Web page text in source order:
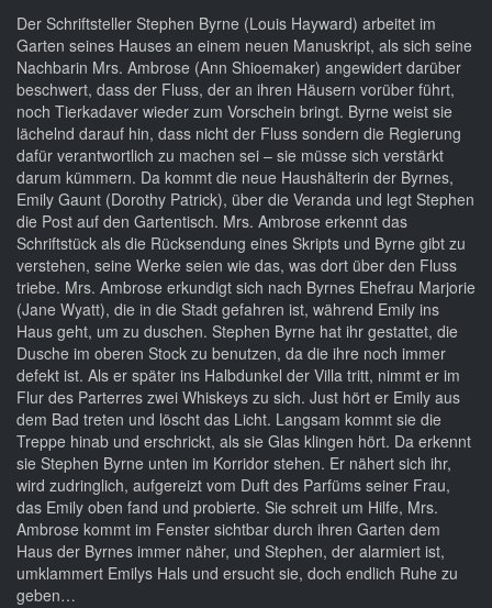
Der Schriftsteller Stephen Byrne (Louis Hayward) arbeitet im
Garten seines Hauses an einem neuen Manuskript, als sich seine
Nachbarin Mrs. Ambrose (Ann Shioemaker) angewidert darüber
beschwert, dass der Fluss, der an ihren Häusern vorüber führt,
noch Tierkadaver wieder zum Vorschein bringt. Byrne weist sie
lächelnd darauf hin, dass nicht der Fluss sondern die Regierung
dafür verantwortlich zu machen sei – sie müsse sich verstärkt
darum kümmern. Da kommt die neue Haushälterin der Byrnes,
Emily Gaunt (Dorothy Patrick), über die Veranda und legt Stephen
die Post auf den Gartentisch. Mrs. Ambrose erkennt das
Schriftstück als die Rücksendung eines Skripts und Byrne gibt zu
verstehen, seine Werke seien wie das, was dort über den Fluss
triebe. Mrs. Ambrose erkundigt sich nach Byrnes Ehefrau Marjorie
(Jane Wyatt), die in die Stadt gefahren ist, während Emily ins
Haus geht, um zu duschen. Stephen Byrne hat ihr gestattet, die
Dusche im oberen Stock zu benutzen, da die ihre noch immer
defekt ist. Als er später ins Halbdunkel der Villa tritt, nimmt er im
Flur des Parterres zwei Whiskeys zu sich. Just hört er Emily aus
dem Bad treten und löscht das Licht. Langsam kommt sie die
Treppe hinab und erschrickt, als sie Glas klingen hört. Da erkennt
sie Stephen Byrne unten im Korridor stehen. Er nähert sich ihr,
wird zudringlich, aufgereizt vom Duft des Parfüms seiner Frau,
das Emily oben fand und probierte. Sie schreit um Hilfe, Mrs.
Ambrose kommt im Fenster sichtbar durch ihren Garten dem
Haus der Byrnes immer näher, und Stephen, der alarmiert ist,
umklammert Emilys Hals und ersucht sie, doch endlich Ruhe zu
geben…